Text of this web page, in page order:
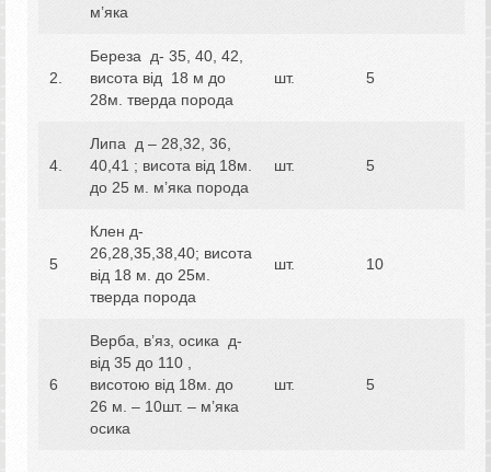
м’яка
2.
Береза д- 35, 40, 42,
висота від 18 м до
28м. тверда порода
шт. 5
4.
Липа д – 28,32, 36,
40,41 ; висота від 18м.
до 25 м. м’яка порода
шт. 5
5
Клен д-
26,28,35,38,40; висота
від 18 м. до 25м.
тверда порода
шт. 10
6
Верба, в’яз, осика д-
від 35 до 110 ,
висотою від 18м. до
26 м. – 10шт. – м’яка
осика
шт. 5